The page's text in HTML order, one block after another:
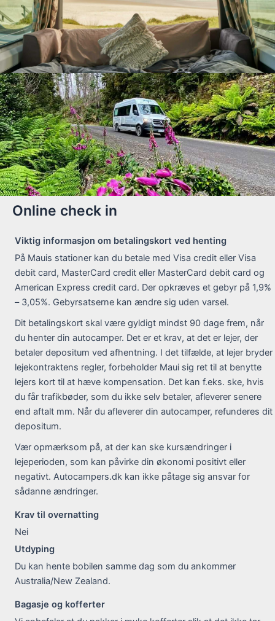
Online check in
Viktig informasjon om betalingskort ved henting
På Mauis stationer kan du betale med Visa credit eller Visa
debit card, MasterCard credit eller MasterCard debit card og
American Express credit card. Der opkræves et gebyr på 1,9%
– 3,05%. Gebyrsatserne kan ændre sig uden varsel.
Dit betalingskort skal være gyldigt mindst 90 dage frem, når
du henter din autocamper. Det er et krav, at det er lejer, der
betaler depositum ved afhentning. I det tilfælde, at lejer bryder
lejekontraktens regler, forbeholder Maui sig ret til at benytte
lejers kort til at hæve kompensation. Det kan f.eks. ske, hvis
du får trafikbøder, som du ikke selv betaler, afleverer senere
end aftalt mm. Når du afleverer din autocamper, refunderes dit
depositum.
Vær opmærksom på, at der kan ske kursændringer i
lejeperioden, som kan påvirke din økonomi positivt eller
negativt. Autocampers.dk kan ikke påtage sig ansvar for
sådanne ændringer.
Krav til overnatting
Nei
Utdyping
Du kan hente bobilen samme dag som du ankommer
Australia/New Zealand.
Bagasje og kofferter